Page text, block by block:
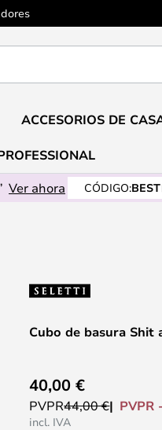
ACCESORIOS DE
Ver ahora CÓDIGO:BEST
Cubo de basura Shit
40,00 €
PVPR44,00 € PVPR
incl. IVA